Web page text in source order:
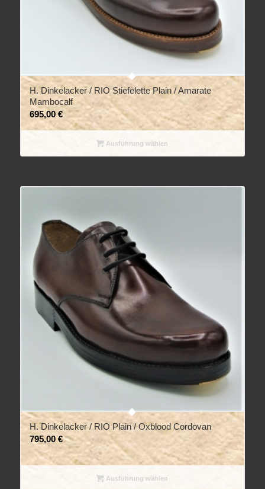
H. Dinkelacker / RIO Stiefelette Plain / Amarate
Mambocalf
695,00 €
Ausführung wählen
H. Dinkelacker / RIO Plain / Oxblood Cordovan
795,00 €
Ausführung wählen